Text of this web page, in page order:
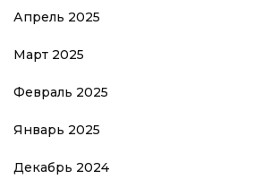
Апрель 2025
Март 2025
Февраль 2025
Январь 2025
Декабрь 2024